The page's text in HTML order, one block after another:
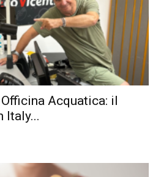
Acquatica: il
Italy...